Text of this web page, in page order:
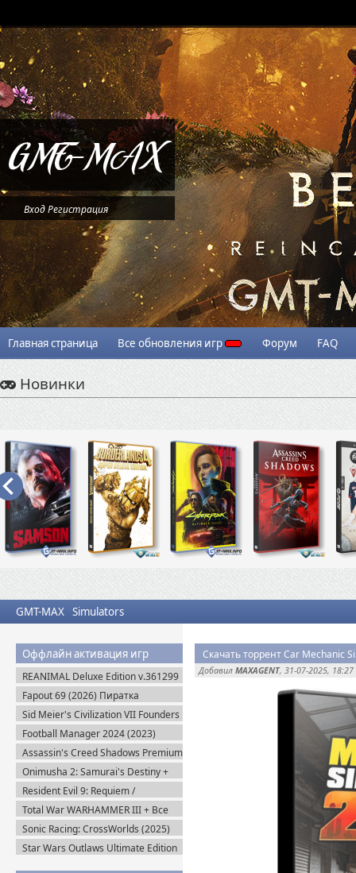
ВходРегистрация
Главная страница Все обновления игр Форум FAQ
Новинки
GMT-MAX Simulators
Оффлайн активация игр
REANIMAL Deluxe Edition v.361299
(2026) Пиратка
Fapout 69 (2026) Пиратка
Sid Meier's Civilization VII Founders
Edition (2025) Steam-Rip
Football Manager 2024 (2023)
Steam-Rip
Assassin's Creed Shadows Premium
Edition (2025) Пиратка
Onimusha 2: Samurai's Destiny +
DLC (2025) Пиратка
Resident Evil 9: Requiem /
BIOHAZARD Реквием (2026)
Пиратка
Total War WARHAMMER III + Все
DLC (2022-2025) Steam-Rip
Sonic Racing: CrossWorlds (2025)
Steam-Rip
Star Wars Outlaws Ultimate Edition
Скачать торрент Car Mechanic
Добавил MAXAGENT, 31-07-2025, 18:27